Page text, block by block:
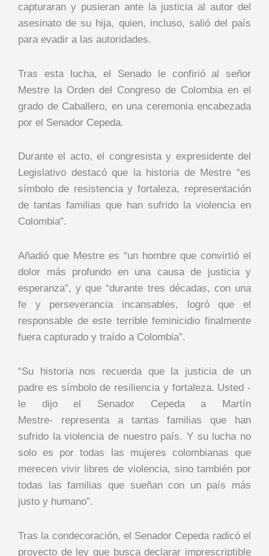
capturaran y pusieran ante la justicia al autor del
asesinato de su hija, quien, incluso, salió del país
para evadir a las autoridades.
Tras esta lucha, el Senado le confirió al señor
Mestre la Orden del Congreso de Colombia en el
grado de Caballero, en una ceremonia encabezada
por el Senador Cepeda.
Durante el acto, el congresista y expresidente del
Legislativo destacó que la historia de Mestre “es
símbolo de resistencia y fortaleza, representación
de tantas familias que han sufrido la violencia en
Colombia”.
Añadió que Mestre es “un hombre que convirtió el
dolor más profundo en una causa de justicia y
esperanza”, y que “durante tres décadas, con una
fe y perseverancia incansables, logró que el
responsable de este terrible feminicidio finalmente
fuera capturado y traído a Colombia”.
“Su historia nos recuerda que la justicia de un
padre es símbolo de resiliencia y fortaleza. Usted -
le dijo el Senador Cepeda a Martín
Mestre- representa a tantas familias que han
sufrido la violencia de nuestro país. Y su lucha no
solo es por todas las mujeres colombianas que
merecen vivir libres de violencia, sino también por
todas las familias que sueñan con un país más
justo y humano”.
Tras la condecoración, el Senador Cepeda radicó el
proyecto de ley que busca declarar imprescriptible